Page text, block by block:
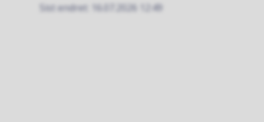
Sist endret 16.07.2026 12:49